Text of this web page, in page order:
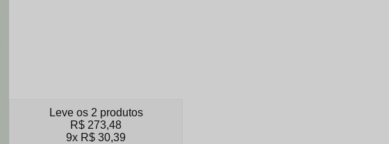
Leve os 2 produtos
R$ 273,48
9x R$ 30,39